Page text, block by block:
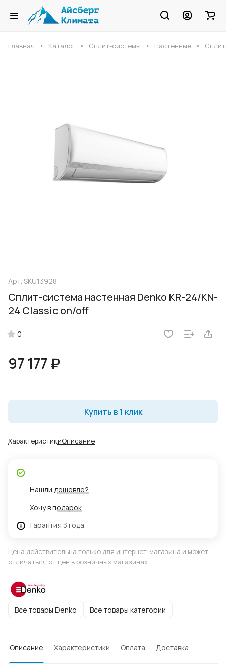
Главная Каталог Сплит-системы Настенные
Арт. SKU13928
Сплит-система настенная Denko KR-24/KN-
24 Classic on/off
0
97 177 ₽
Купить в 1 клик
ХарактеристикиОписание
Нашли дешевле?
Хочу в подарок
Гарантия 3 года
Цена действительна только для интернет-магазина и может
отличаться от цен в розничных магазинах
Все товары Denko Все товары категории
Описание Характеристики Оплата Доставка